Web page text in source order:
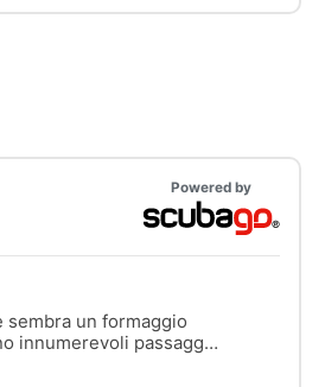
Powered by
sembra un formaggio
innumerevoli passaggi